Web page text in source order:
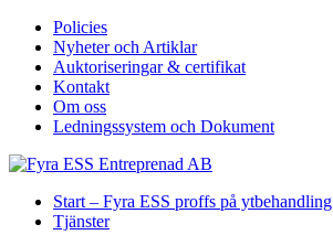
Policies
Nyheter och Artiklar
Auktoriseringar & certifikat
Kontakt
Om oss
Ledningssystem och Dokument
Start – Fyra ESS proffs på ytbehandling
Tjänster